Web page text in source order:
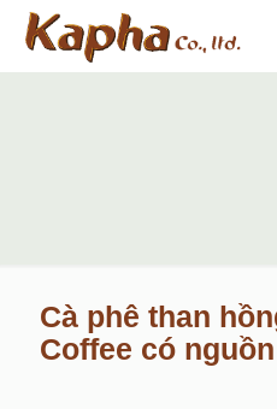
Cà phê than
Coffee có